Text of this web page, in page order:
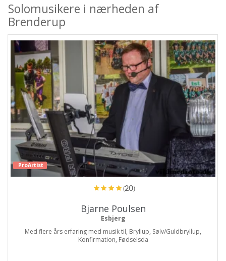
Solomusikere i nærheden af
Brenderup
ProArtist
(20)
Bjarne Poulsen
Esbjerg
Med flere års erfaring med musik til, Bryllup, Sølv/Guldbryllup,
Konfirmation, Fødselsda